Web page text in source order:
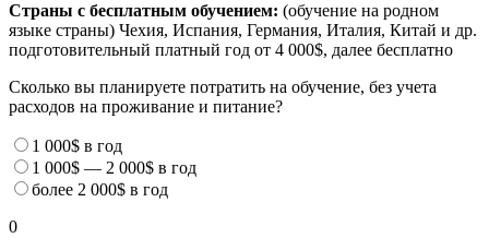
Страны с бесплатным обучением: (обучение на родном
языке страны) Чехия, Испания, Германия, Италия, Китай и др.
подготовительный платный год от 4 000$, далее бесплатно
Сколько вы планируете потратить на обучение, без учета
расходов на проживание и питание?
1 000$ в год
1 000$ — 2 000$ в год
более 2 000$ в год
0